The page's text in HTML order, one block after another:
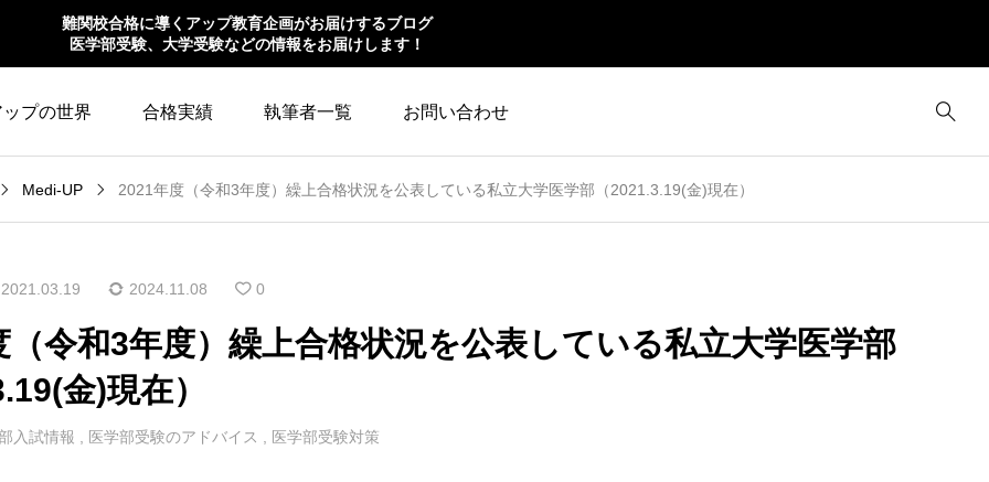
難関校合格に導くアップ教育企画がお届けするブログ
医学部受験、大学受験などの情報をお届けします！
ップの世界 合格実績 執筆者一覧 お問い合わせ
Medi-UP 2021年度（令和3年度）繰上合格状況を公表している私立大学医学部（2021.3.19(金)現在）
2021.03.19 2024.11.08 0
（令和3年度）繰上合格状況を公表している私立大学医学部
金)現在）
入試情報 医学部受験のアドバイス 医学部受験対策